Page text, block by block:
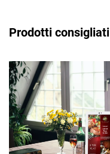
Prodotti consigliati